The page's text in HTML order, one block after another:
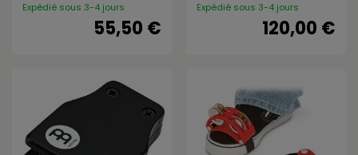
Expédié sous 3-4 jours
55,50 €
Expédié sous 3-4 jours
120,00 €